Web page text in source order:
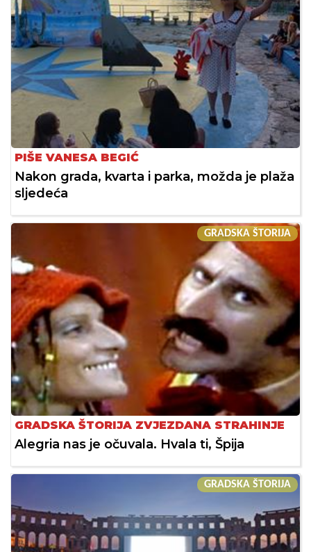
PIŠE VANESA BEGIĆ
Nakon grada, kvarta i parka, možda je plaža
sljedeća
GRADSKA ŠTORIJA
GRADSKA ŠTORIJA ZVJEZDANA STRAHINJE
Alegria nas je očuvala. Hvala ti, Špija
GRADSKA ŠTORIJA